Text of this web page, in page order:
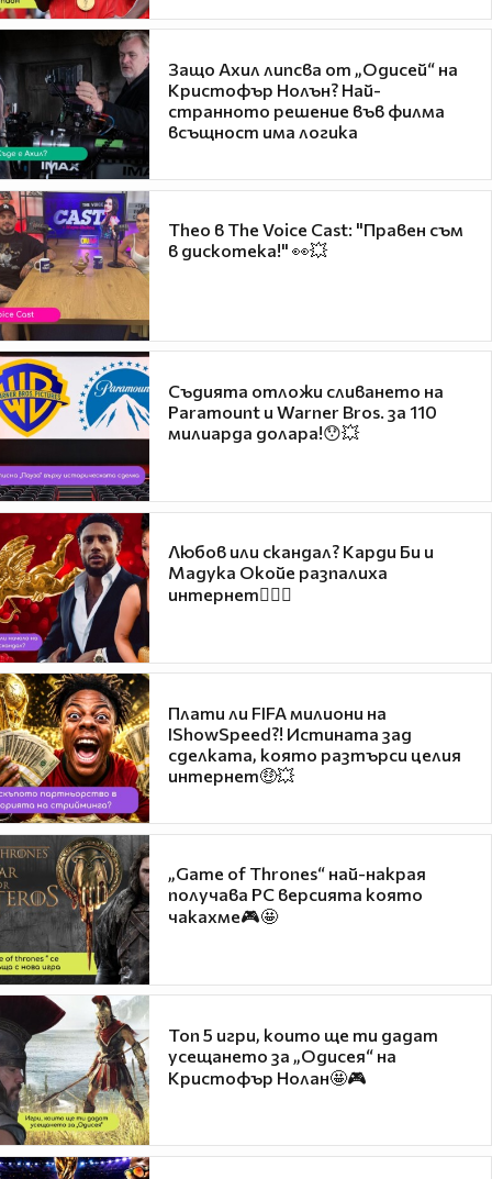
Защо Ахил липсва от „Одисей“ на
Кристофър Нолън? Най-
странното решение във филма
всъщност има логика
Theo в The Voice Cast: "Правен съм
в дискотека!" 👀💥
Съдията отложи сливането на
Paramount и Warner Bros. за 110
милиарда долара!😯💥
Любов или скандал? Карди Би и
Мадука Окойе разпалиха
интернет❤️‍🔥🔥
Плати ли FIFA милиони на
IShowSpeed?! Истината зад
сделката, която разтърси целия
интернет🤑💥
„Game of Thrones“ най-накрая
получава PC версията която
чакахме🎮🤩
Топ 5 игри, които ще ти дадат
усещането за „Одисея“ на
Кристофър Нолан🤩🎮